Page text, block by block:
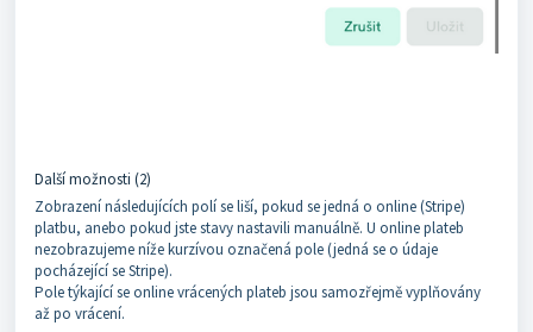
Další možnosti (2)
Zobrazení následujících polí se liší, pokud se jedná o online (Stripe)
platbu, anebo pokud jste stavy nastavili manuálně. U online plateb
nezobrazujeme níže kurzívou označená pole (jedná se o údaje
pocházející se Stripe).
Pole týkající se online vrácených plateb jsou samozřejmě vyplňovány
až po vrácení.